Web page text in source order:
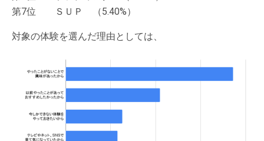
第7位 ＳＵＰ （5.40%）
対象の体験を選んだ理由としては、